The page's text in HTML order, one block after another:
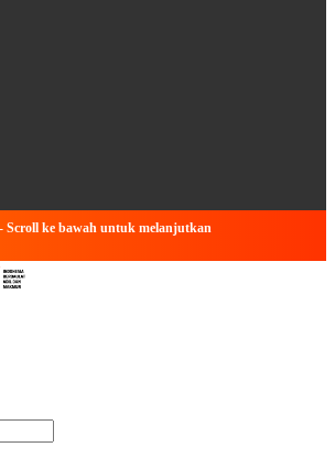
Scroll ke bawah untuk melanjutkan